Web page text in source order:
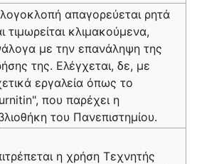
απαγορεύεται ρητά
τιμωρείται κλιμακούμενα,
με την επανάληψη της
της. Ελέγχεται, δε, με
εργαλεία όπως το
που παρέχει η
του Πανεπιστημίου.
η χρήση Τεχνητής